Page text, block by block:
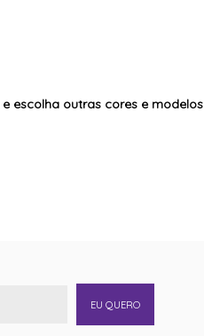
escolha outras cores e modelos
EU QUERO